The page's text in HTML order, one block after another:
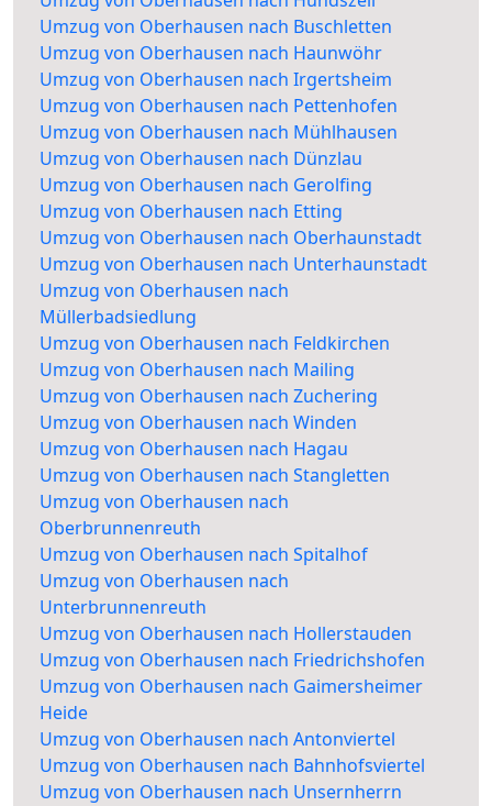
Umzug von Oberhausen nach Buschletten
Umzug von Oberhausen nach Haunwöhr
Umzug von Oberhausen nach Irgertsheim
Umzug von Oberhausen nach Pettenhofen
Umzug von Oberhausen nach Mühlhausen
Umzug von Oberhausen nach Dünzlau
Umzug von Oberhausen nach Gerolfing
Umzug von Oberhausen nach Etting
Umzug von Oberhausen nach Oberhaunstadt
Umzug von Oberhausen nach Unterhaunstadt
Umzug von Oberhausen nach
Müllerbadsiedlung
Umzug von Oberhausen nach Feldkirchen
Umzug von Oberhausen nach Mailing
Umzug von Oberhausen nach Zuchering
Umzug von Oberhausen nach Winden
Umzug von Oberhausen nach Hagau
Umzug von Oberhausen nach Stangletten
Umzug von Oberhausen nach
Oberbrunnenreuth
Umzug von Oberhausen nach Spitalhof
Umzug von Oberhausen nach
Unterbrunnenreuth
Umzug von Oberhausen nach Hollerstauden
Umzug von Oberhausen nach Friedrichshofen
Umzug von Oberhausen nach Gaimersheimer
Heide
Umzug von Oberhausen nach Antonviertel
Umzug von Oberhausen nach Bahnhofsviertel
Umzug von Oberhausen nach Unsernherrn